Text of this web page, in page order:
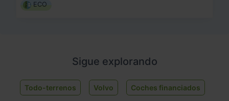
ECO
Sigue explorando
Todo-terrenos Volvo Coches financiados